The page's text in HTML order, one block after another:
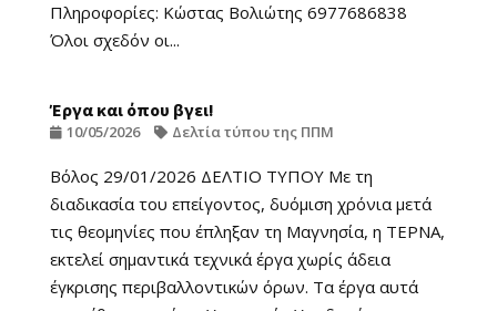
Πληροφορίες: Κώστας Βολιώτης 6977686838
Όλοι σχεδόν οι...
Έργα και όπου βγει!
10/05/2026 Δελτία τύπου της ΠΠΜ
Βόλος 29/01/2026 ΔΕΛΤΙΟ ΤΥΠΟΥ Με τη
διαδικασία του επείγοντος, δυόμιση χρόνια μετά
τις θεομηνίες που έπληξαν τη Μαγνησία, η ΤΕΡΝΑ,
εκτελεί σημαντικά τεχνικά έργα χωρίς άδεια
έγκρισης περιβαλλοντικών όρων. Τα έργα αυτά